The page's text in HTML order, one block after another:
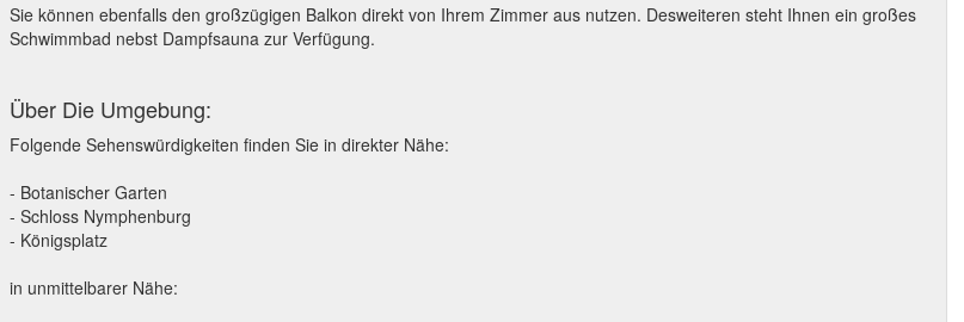
Sie können ebenfalls den großzügigen Balkon direkt von Ihrem Zimmer aus nutzen. Desweiteren steht Ihnen ein großes
Schwimmbad nebst Dampfsauna zur Verfügung.
Über Die Umgebung:
Folgende Sehenswürdigkeiten finden Sie in direkter Nähe:
- Botanischer Garten
- Schloss Nymphenburg
- Königsplatz
in unmittelbarer Nähe: